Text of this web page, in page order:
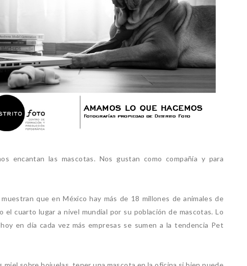
encantan las mascotas. Nos gustan como compañía y para
que en México hay más de 18 millones de animales de
el cuarto lugar a nivel mundial por su población de mascotas. Lo
en día cada vez más empresas se sumen a la tendencia Pet